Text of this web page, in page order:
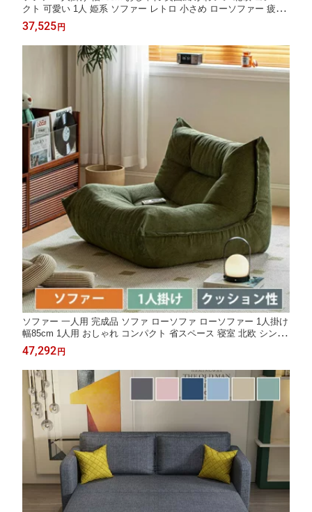
クト 可愛い 1人 姫系 ソファー レトロ 小さめ ローソファー 疲れ
ない チェア 疲れにくい 1人掛け 北欧 背もたれ 花柄 幾何柄 無垢
材 綿麻 ウレタン 椅子 エレガント リビング 新生活 店舗用 送料無
料
37,525 円
ソファー 一人用 完成品 ソファ ローソファ ローソファー 1人掛け
幅85cm 1人用 おしゃれ コンパクト 省スペース 寝室 北欧 シンプ
ル 可愛い かわいい 一人暮らし ワンルーム 引っ越し 新生活 新生
活応援 ひとり暮らし グリーン 韓国インテリア
47,292 円